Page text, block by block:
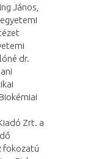
János,
dr.
Zrt. a
fokozatú